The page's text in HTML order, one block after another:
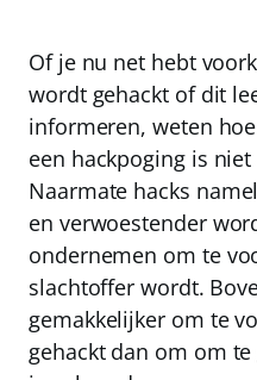
Of je nu net hebt
wordt gehackt of dit
informeren, weten
een hackpoging is
Naarmate hacks
en verwoestender
ondernemen om te
slachtoffer wordt.
gemakkelijker om te
gehackt dan om om